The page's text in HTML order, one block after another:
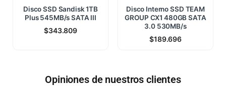
Disco SSD Sandisk 1TB
Plus 545MB/s SATA III
$343.809
Disco Interno SSD TEAM
GROUP CX1 480GB SATA
3.0 530MB/s
$189.696
Opiniones de nuestros clientes